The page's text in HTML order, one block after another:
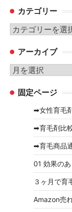
カテゴリー
カ
ゴ
リ
ー
アーカイブ
ア
カ 固定ページ
➡女性育毛
➡育毛剤比
➡育毛商品
01 効果の
３ヶ月で育
Amazon売